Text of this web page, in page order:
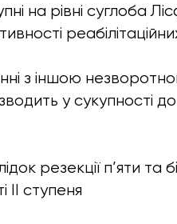
на рівні суглоба
з іншою
у сукупності
резекції п’яти та
II ступеня